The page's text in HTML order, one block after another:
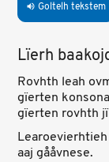
volume_up Goltelh tekstem
Lïerh
Rovhth leah
gïerten
gïerten rovhth
aaj gååvnese.